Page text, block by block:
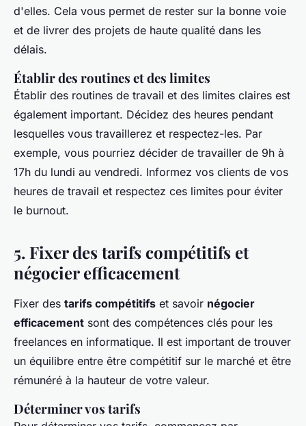
d'elles. Cela vous permet de rester sur la bonne voie
et de livrer des projets de haute qualité dans les
délais.
Établir des routines et des limites
Établir des routines de travail et des limites claires est
également important. Décidez des heures pendant
lesquelles vous travaillerez et respectez-les. Par
exemple, vous pourriez décider de travailler de 9h à
17h du lundi au vendredi. Informez vos clients de vos
heures de travail et respectez ces limites pour éviter
le burnout.
5. Fixer des tarifs compétitifs et
négocier efficacement
Fixer des tarifs compétitifs et savoir négocier
efficacement sont des compétences clés pour les
freelances en informatique. Il est important de trouver
un équilibre entre être compétitif sur le marché et être
rémunéré à la hauteur de votre valeur.
Déterminer vos tarifs